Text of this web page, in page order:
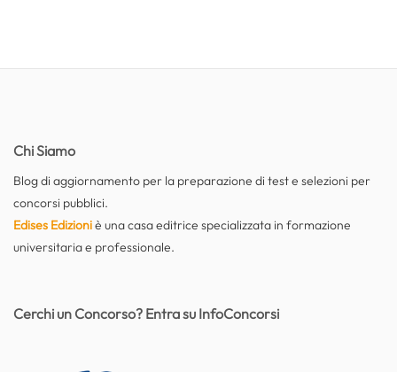
Chi Siamo
Blog di aggiornamento per la preparazione di test e selezioni per
concorsi pubblici.
Edises Edizioniè una casa editrice specializzata in formazione
universitaria e professionale.
Cerchi un Concorso? Entra su InfoConcorsi